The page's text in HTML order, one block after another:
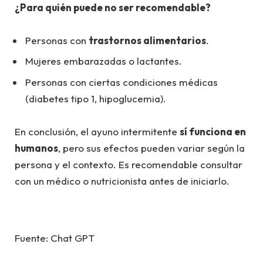
¿Para quién puede no ser recomendable?
Personas con trastornos alimentarios.
Mujeres embarazadas o lactantes.
Personas con ciertas condiciones médicas
(diabetes tipo 1, hipoglucemia).
En conclusión, el ayuno intermitente sí funciona en
humanos, pero sus efectos pueden variar según la
persona y el contexto. Es recomendable consultar
con un médico o nutricionista antes de iniciarlo.
Fuente: Chat GPT